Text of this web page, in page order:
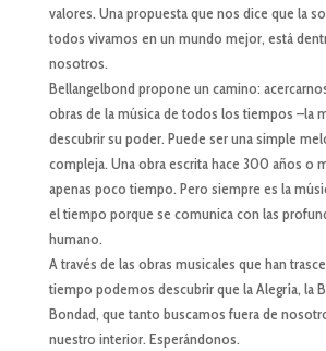
valores. Una propuesta que nos dice que la
todos vivamos en un mundo mejor, está
nosotros.
Bellangelbond propone un camino:
obras de la música de todos los tiempos –la
descubrir su poder. Puede ser una simple
compleja. Una obra escrita hace 300 años o
apenas poco tiempo. Pero siempre es la
el tiempo porque se comunica con las
humano.
A través de las obras musicales que han
tiempo podemos descubrir que la Alegría, la
Bondad, que tanto buscamos fuera de
nuestro interior. Esperándonos.